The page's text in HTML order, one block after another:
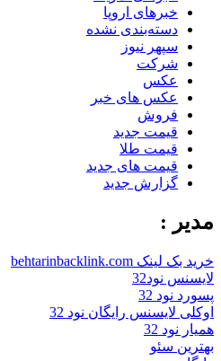
خبرهای اروپا
دسته‌بندی نشده
سپهر نیوز
شرکت
عکس
عکس های خبر
فروش
قیمت جدید
قیمت طلا
قیمت های جدید
گزارش جدید
مدیر :
خرید بک لینک behtarinbacklink.com
لایسنس نود32
پسورد نود 32
اوکلی لایسنس رایگان نود 32
همیار نود 32
بهترین سئو